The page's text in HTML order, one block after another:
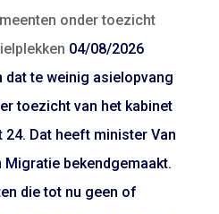
onder toezicht
04/08/2026
dat te weinig asielopvang
toezicht van het kabinet
Dat heeft minister Van
Migratie bekendgemaakt.
die tot nu geen of